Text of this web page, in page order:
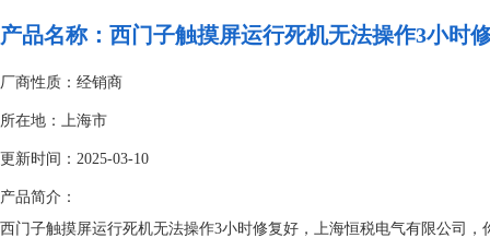
产品名称： 西门子触摸屏运行死机无法操作3小时
厂商性质：经销商
所在地：上海市
更新时间：2025-03-10
产品简介：
西门子触摸屏运行死机无法操作3小时修复好，上海恒税电气有限公司